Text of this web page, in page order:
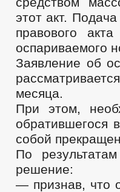
этот акт.
правового
оспариваемого
Заявление об
месяца.
При этом,
обратившегося
собой
По
решение:
— признав, что